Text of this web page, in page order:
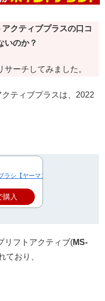
クティブプラスの口コ
いのか？
ーチしてみました。
ティブプラスは、2022
ラシ【ヤーマン公式】EMS体感
購入
リフトアクティブ(MS-
ており、